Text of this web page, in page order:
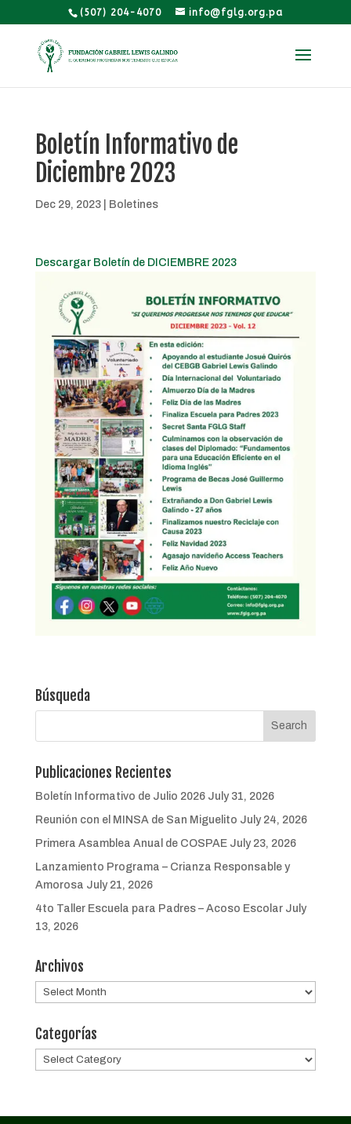
(507) 204-4070 info@fglg.org.pa
Boletín Informativo de
Diciembre 2023
Dec 29, 2023| Boletines
Descargar Boletín de DICIEMBRE 2023
Búsqueda
Publicaciones Recientes
Boletín Informativo de Julio 2026 July 31, 2026
Reunión con el MINSA de San Miguelito July 24, 2026
Primera Asamblea Anual de COSPAE July 23, 2026
Lanzamiento Programa – Crianza Responsable y
Amorosa July 21, 2026
4to Taller Escuela para Padres – Acoso Escolar July
13, 2026
Archivos
Archivos
Categorías
Categorías